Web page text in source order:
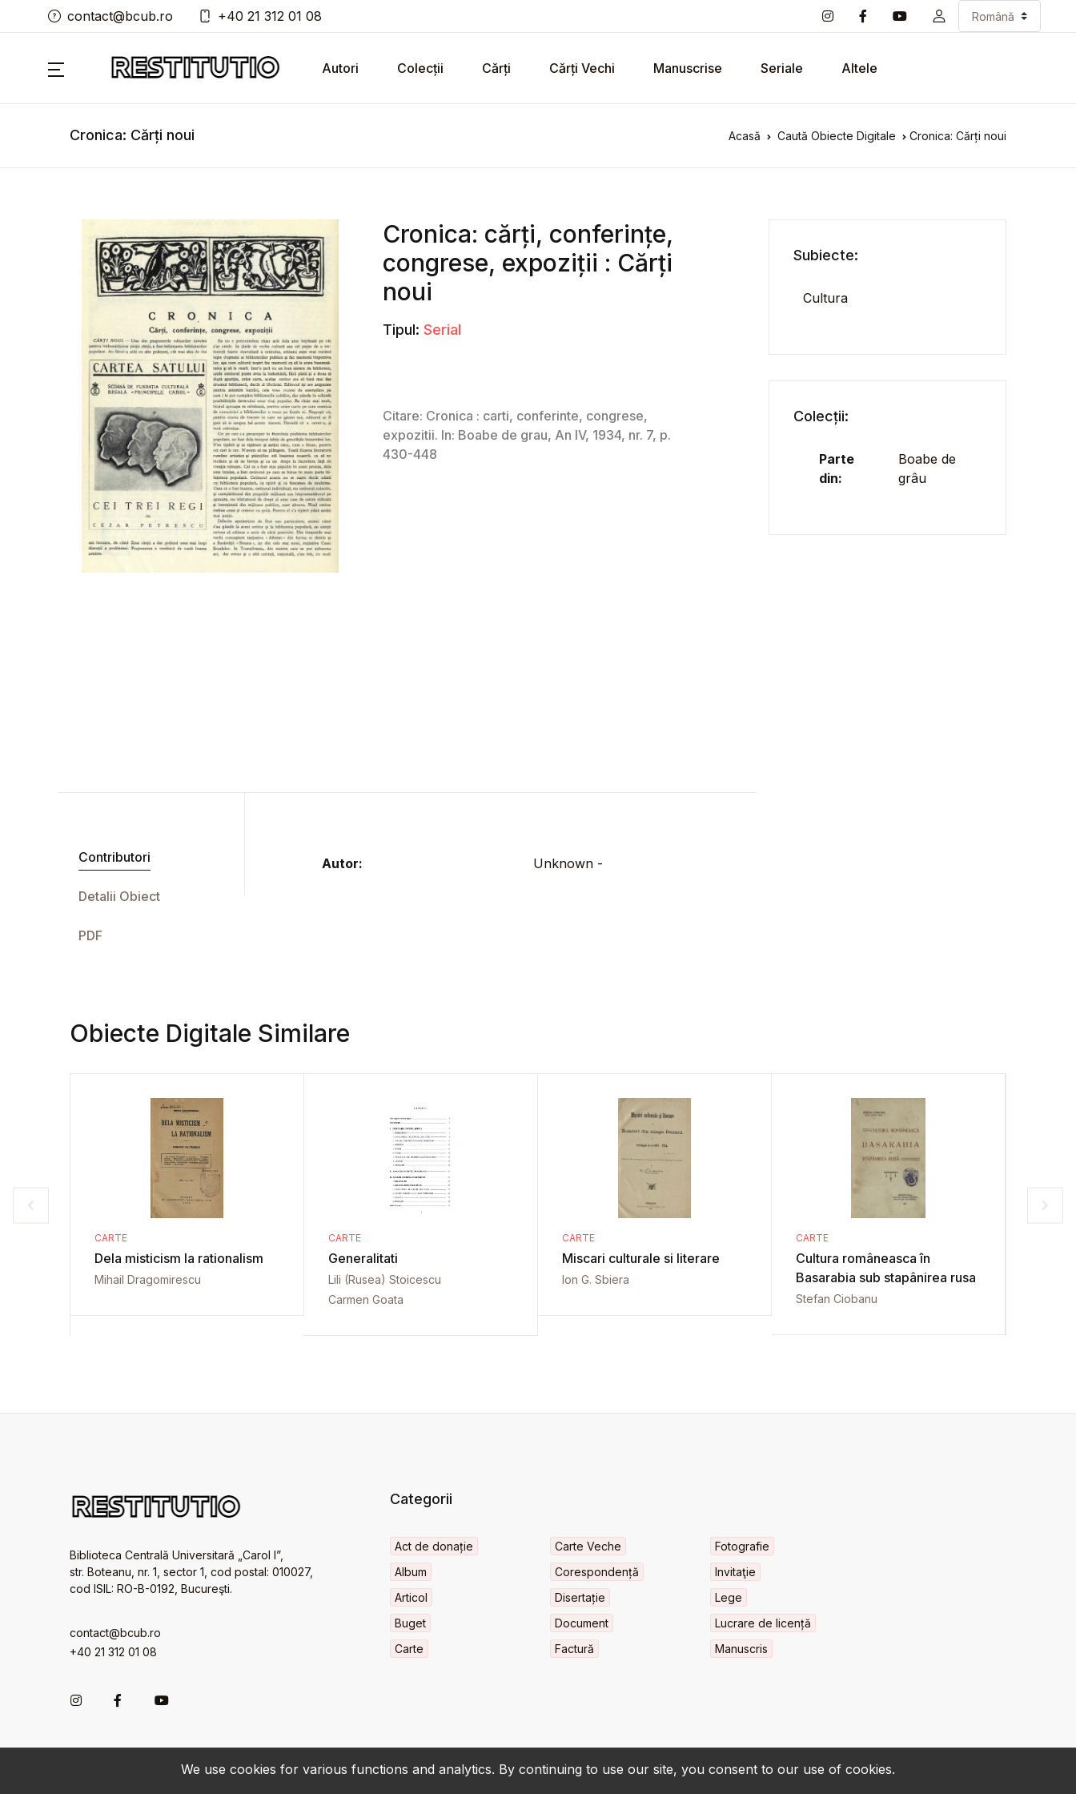
We use cookies for various functions and analytics. By continuing to use our site, you consent to our use of cookies.
contact@bcub.ro +40 21 312 01 08
Autori Colecții Cărți Cărți Vechi Manuscrise Seriale Altele
Cronica: Cărți noui Acasă Caută Obiecte Digitale Cronica: Cărți noui
Cronica: cărți, conferințe,
congrese, expoziții : Cărți
noui
Tipul: Serial
Contributori
Detalii Obiect
PDF
Autor: Unknown -
Subiecte:
Cultura
Colecții:
Parte
din:
Boabe de
grâu
Obiecte Digitale Similare
CARTE
Dela misticism la rationalism
Mihail Dragomirescu
CARTE
Generalitati
Lili (Rusea) Stoicescu
Carmen Goata
CARTE
Miscari culturale si literare
Ion G. Sbiera
CARTE
Cultura româneasca în
Basarabia sub stapânirea rusa
Stefan Ciobanu
Biblioteca Centrală Universitară „Carol I”,
str. Boteanu, nr. 1, sector 1, cod postal: 010027,
cod ISIL: RO-B-0192, Bucureşti.
contact@bcub.ro
+40 21 312 01 08
Categorii
Act de donație
Album
Articol
Buget
Carte
Carte Veche
Corespondență
Disertație
Document
Factură
Fotografie
Invitaţie
Lege
Lucrare de licență
Manuscris